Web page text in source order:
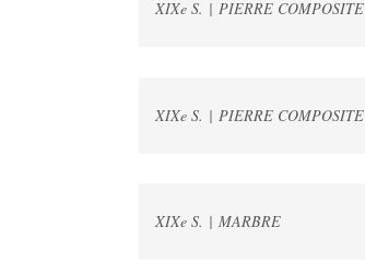
XIXe S. | PIERRE COMPOSITE
XIXe S. | PIERRE COMPOSITE
XIXe S. | MARBRE